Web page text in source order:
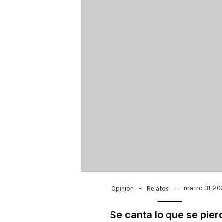
Opinión - Relatos marzo 31,
Se canta lo que se